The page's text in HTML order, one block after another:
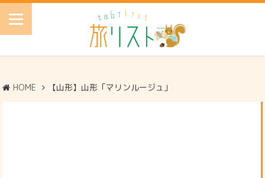
HOME 【山形】山形「マリンルージュ」